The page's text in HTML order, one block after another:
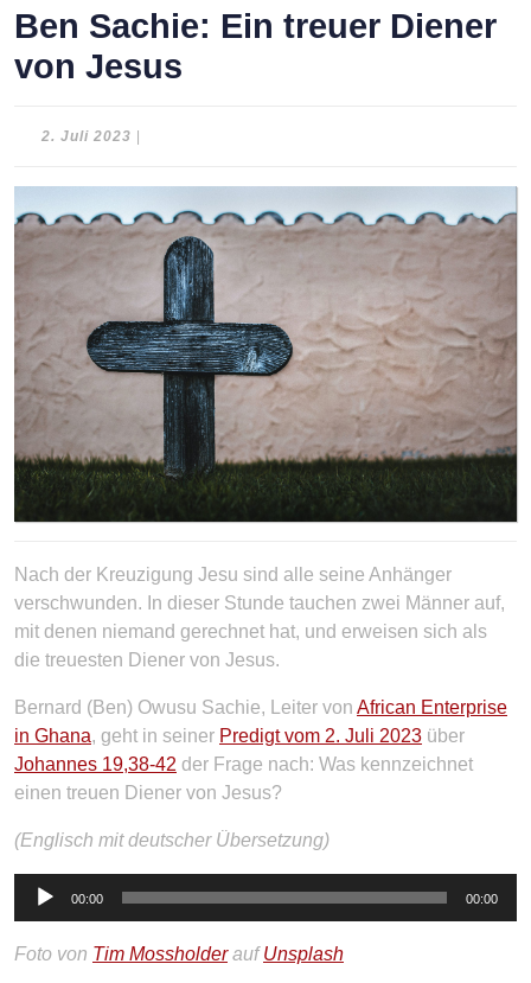
Ben Sachie: Ein treuer Diener
von Jesus
2. Juli 2023 2.
Nach der Kreuzigung Jesu sind alle seine Anhänger
verschwunden. In dieser Stunde tauchen zwei Männer auf,
mit denen niemand gerechnet hat, und erweisen sich als
die treuesten Diener von Jesus.
Bernard (Ben) Owusu Sachie, Leiter von African Enterprise
in Ghana, geht in seiner Predigt vom 2. Juli 2023 über
Johannes 19,38-42 der Frage nach: Was kennzeichnet
einen treuen Diener von Jesus?
(Englisch mit deutscher Übersetzung)
Audio-
00:00 00:00
Foto von Tim MossholderaufUnsplash